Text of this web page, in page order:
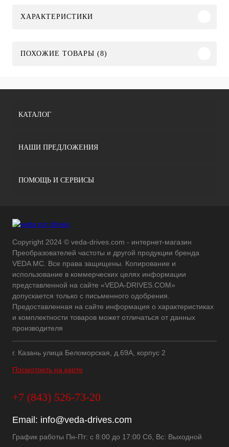
ХАРАКТЕРИСТИКИ
ПОХОЖИЕ ТОВАРЫ (8)
КАТАЛОГ
НАШИ ПРЕДЛОЖЕНИЯ
ПОМОЩЬ И СЕРВИСЫ
Copyright 2024 © veda-drives.com - интернет-магазин
Преобразователей частоты и другой продукции бренда
VEDA MC. Все права защищены. Копирование и
использование в коммерческих целях информации
представленной на сайте «VEDA-DRIVES.COM»
допускается только с письменного одобрения.
Предоставленная на сайте информация о характеристиках
и комплектности товаров может отличаться от данных
производителя
г. Казань улица Беломорская, д.69А, корпус 2
Посмотреть на карте
+7 (843) 526-73-20
Email: info@veda-drives.com
График работы Пн-Пт: с 8:00 до 17:00 Сб, Вс: Выходной